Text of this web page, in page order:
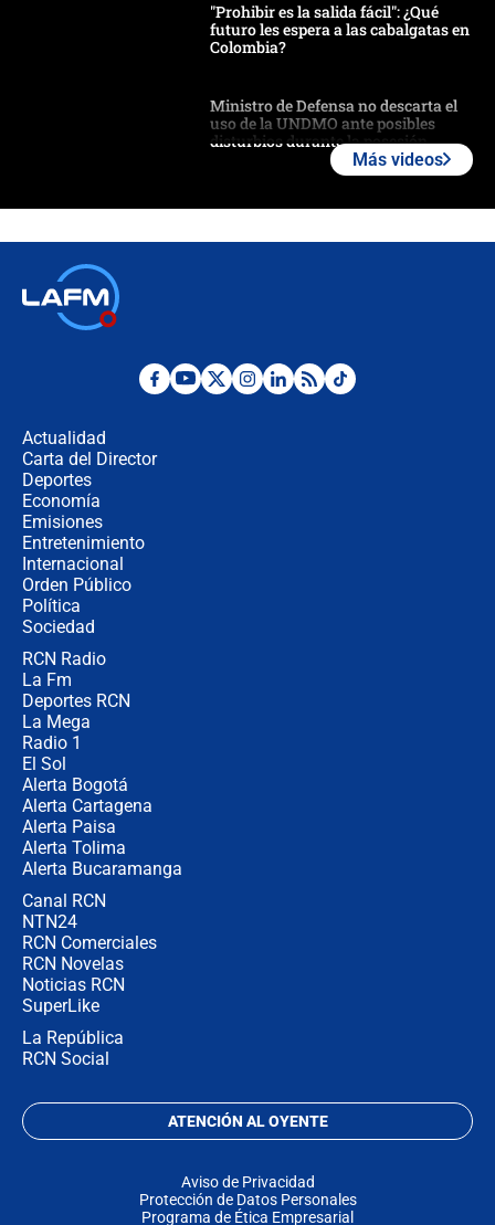
"Prohibir es la salida fácil": ¿Qué
futuro les espera a las cabalgatas en
Colombia?
Ministro de Defensa no descarta el
uso de la UNDMO ante posibles
disturbios durante la posesión
fraude": Auditoría respondió a
Las seis de las 6 con Juan Lozano |
Más videos
Actualidad
Carta del Director
Deportes
Economía
Emisiones
Entretenimiento
Internacional
Orden Público
Política
Sociedad
RCN Radio
La Fm
Deportes RCN
La Mega
Radio 1
El Sol
Alerta Bogotá
Alerta Cartagena
Alerta Paisa
Alerta Tolima
Alerta Bucaramanga
Canal RCN
NTN24
RCN Comerciales
RCN Novelas
Noticias RCN
SuperLike
La República
RCN Social
ATENCIÓN AL OYENTE
Aviso de Privacidad
Protección de Datos Personales
Programa de Ética Empresarial